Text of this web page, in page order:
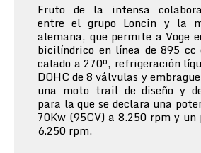
Fruto de la intensa
entre el grupo Loncin y la
alemana, que permite a Voge
bicilíndrico en línea de 895 cc
calado a 270º, refrigeración
DOHC de 8 válvulas y
una moto trail de diseño y
para la que se declara una
70Kw (95CV) a 8.250 rpm y
6.250 rpm.